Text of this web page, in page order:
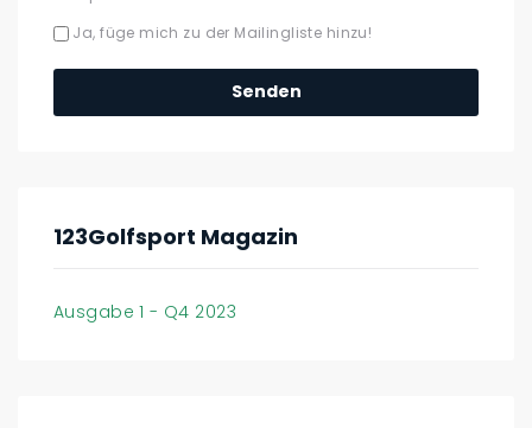
Ja, füge mich zu der Mailingliste hinzu!
123Golfsport Magazin
Ausgabe 1 - Q4 2023